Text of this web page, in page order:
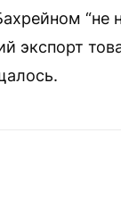
“не
экспорт